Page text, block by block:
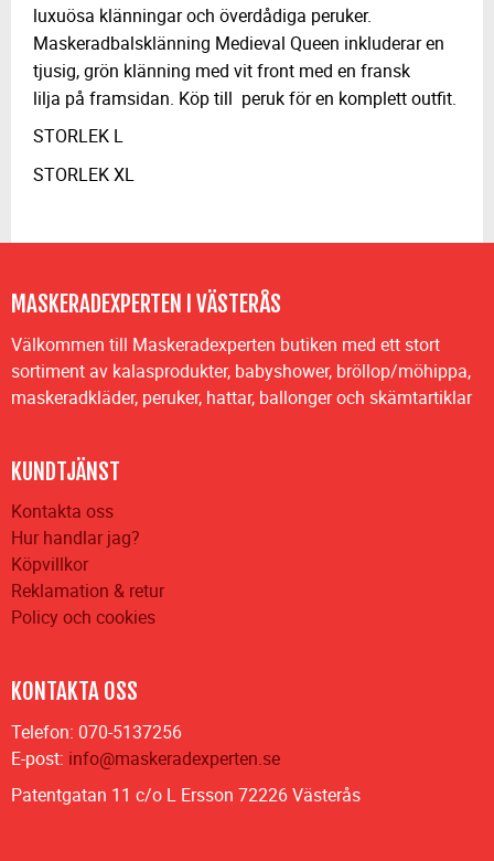
luxuösa klänningar och överdådiga peruker.
Maskeradbalsklänning Medieval Queen inkluderar en
tjusig, grön klänning med vit front med en fransk
lilja på framsidan. Köp till peruk för en komplett outfit.
STORLEK L
STORLEK XL
MASKERADEXPERTEN I VÄSTERÅS
Välkommen till Maskeradexperten butiken med ett stort
sortiment av kalasprodukter, babyshower, bröllop/möhippa,
maskeradkläder, peruker, hattar, ballonger och skämtartiklar
KUNDTJÄNST
Kontakta oss
Hur handlar jag?
Köpvillkor
Reklamation & retur
Policy och cookies
KONTAKTA OSS
Telefon: 070-5137256
E-post: info@maskeradexperten.se
Patentgatan 11 c/o L Ersson 72226 Västerås